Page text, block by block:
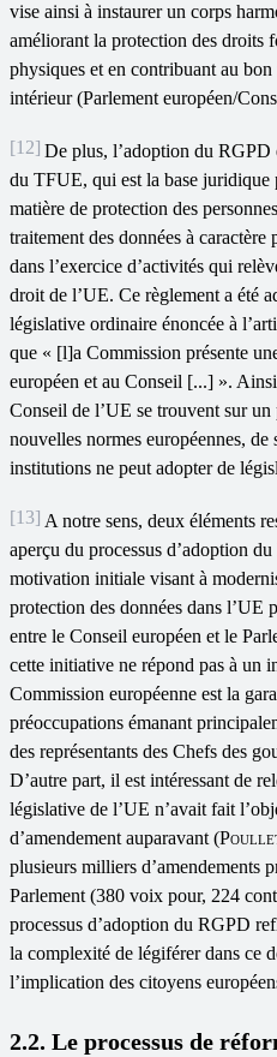
vise ainsi à instaurer un corps
améliorant la protection des droits
physiques et en contribuant au
intérieur (Parlement européen/
[12] De plus, l’adoption du RGPD
du TFUE, qui est la base juridique
matière de protection des
traitement des données à caractère
dans l’exercice d’activités qui
droit de l’UE. Ce règlement a été
législative ordinaire énoncée à
que « [l]a Commission présente
européen et au Conseil [...] ».
Conseil de l’UE se trouvent sur
nouvelles normes européennes, de
institutions ne peut adopter de
[13] A notre sens, deux éléments
aperçu du processus d’adoption
motivation initiale visant à
protection des données dans l’UE
entre le Conseil européen et le
cette initiative ne répond pas à un
Commission européenne est la
préoccupations émanant
des représentants des Chefs des
D’autre part, il est intéressant de
législative de l’UE n’avait fait
d’amendement auparavant (
plusieurs milliers d’amendements
Parlement (380 voix pour, 224
processus d’adoption du RGPD
la complexité de légiférer dans ce
l’implication des citoyens
2.2. Le processus de